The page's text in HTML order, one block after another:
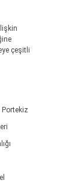
çeşitli
Portekiz